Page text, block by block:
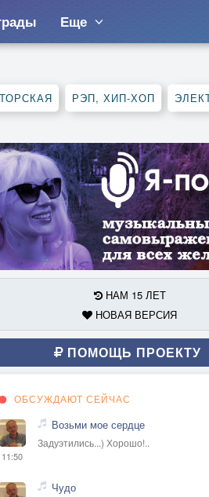
Еще
РЭП, ХИП-ХОП
НАМ 15 ЛЕТ
НОВАЯ ВЕРСИЯ
ПОМОЩЬ ПРОЕКТУ
ОБСУЖДАЮТ СЕЙЧАС
11:50
Возьми мое сердце
Задуэтились...) Хорошо!..
Чудо